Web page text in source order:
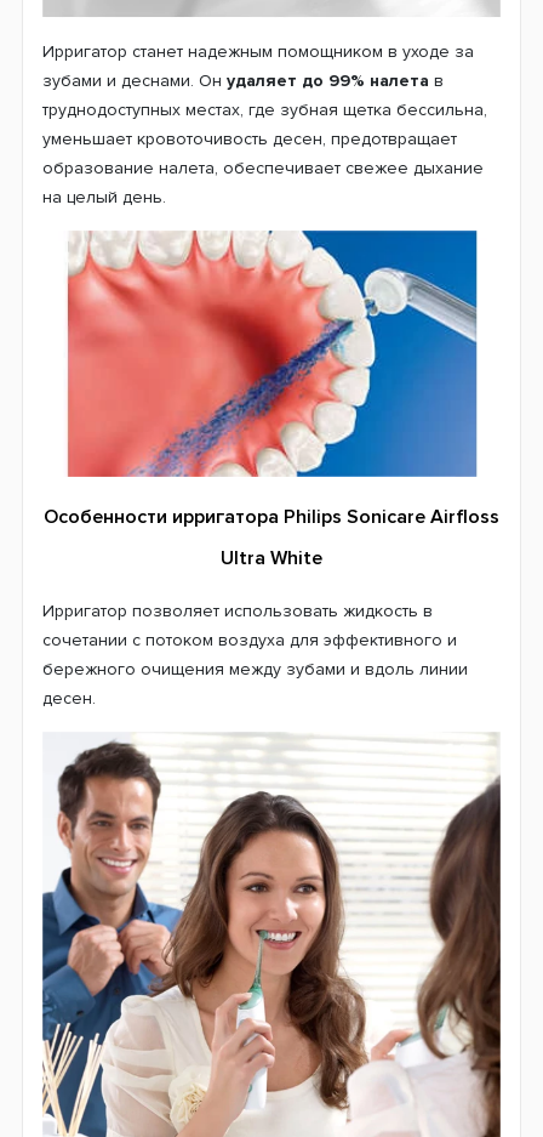
Ирригатор станет надежным помощником в уходе за
зубами и деснами. Он удаляет до 99% налета в
труднодоступных местах, где зубная щетка бессильна,
уменьшает кровоточивость десен, предотвращает
образование налета, обеспечивает свежее дыхание
на целый день.
Особенности ирригатора Philips Sonicare Airfloss
Ultra White
Ирригатор позволяет использовать жидкость в
сочетании с потоком воздуха для эффективного и
бережного очищения между зубами и вдоль линии
десен.